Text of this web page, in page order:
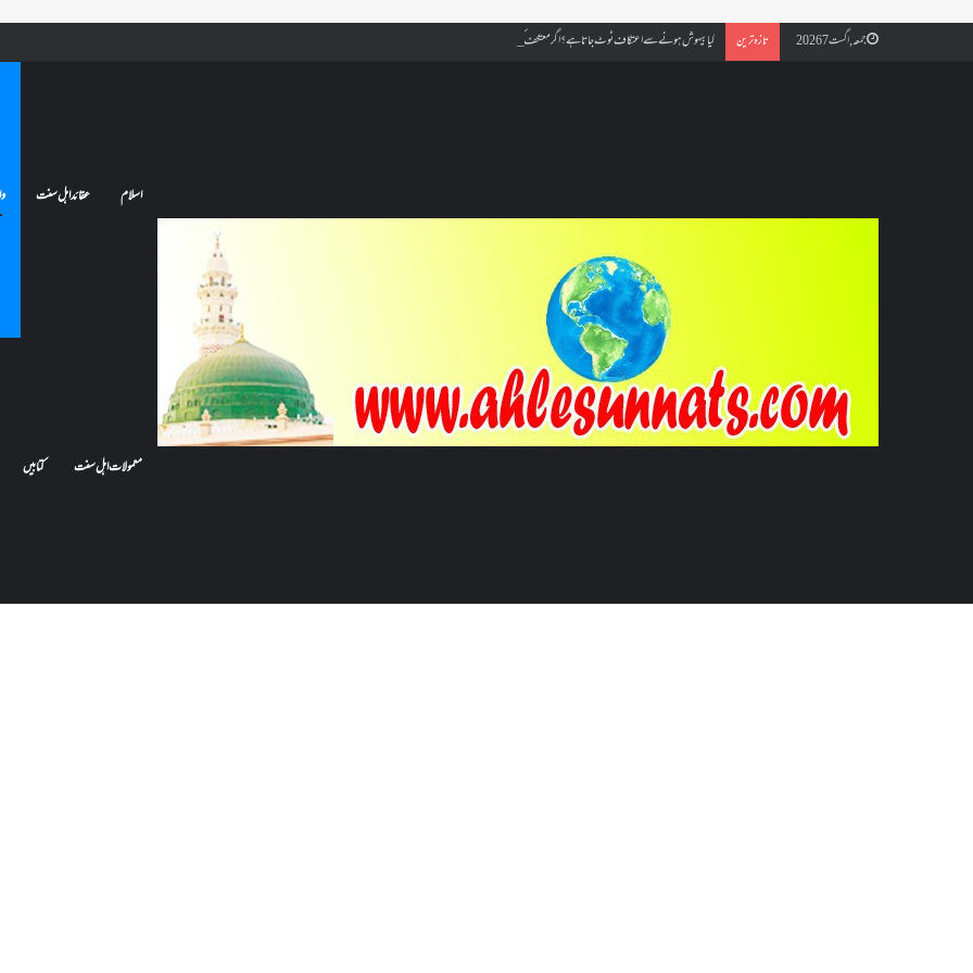
جمعہ, اگست 7 2026 تازہ ترین کیا بیہوش ہونے سے اعتکاف ٹوٹ جاتا ہے؟ اگر معتکف کو احتلام ہو جائے تو کیا اس کا اعتکاف ٹوٹ جائے گا؟فنائے مسجد کسے کہتے ہیں ، اور کیا معتکف فنائے مسجد میں جا سکتا ہے؟
اسلام عقائد اہل سنت
معمولات اہل سنت کتابیں